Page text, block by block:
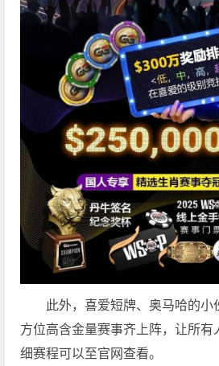
此外，喜爱短牌、奥马哈的小
方位高含金量赛事齐上阵，让所有
细赛程可以至官网查看。